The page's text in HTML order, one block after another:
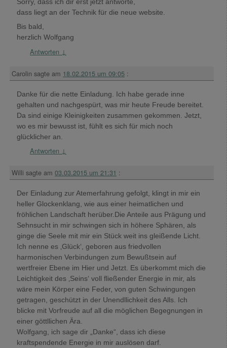
Sorry, dass ich dir erst jetzt antworte,
dass liegt an der Technik für die neue website.
Bis bald,
herzlich Wolfgang
Antworten ↓
Carolin sagte am 18.02.2015 um 09:05 :
Danke für die nette Einladung. Ich habe gerade inne
gehalten und nachgespürt, was mir heute Freude bereitet.
Da sind einige Kleinigkeiten zusammen gekommen. Jetzt,
wo es mir bewusst ist, fühlt es sich für mich noch
glücklicher an.
Antworten ↓
Willi sagte am 03.03.2015 um 21:31 :
Der Einladung zur Atemerfahrung gefolgt, klingt in mir ein
heller Glockenklang, wie aus einer heimatlichen und
fröhlichen Landschaft herüber.Die Anteile aus Prägung und
Sehnsucht in mir schwingen sich in höhere Sphären, als
ginge die Seele mit mir ein Stück weit ins gleißende Licht.
Ich nenne es ‚Glück‘, geboren aus friedvollen
harmonischen Verbindungen zum Bewußtsein auf
wertfreier Ebene im Hier und Jetzt. Es überkommt mich die
Leichtigkeit des ‚Seins‘ voll fließender Energie in mir, als
wäre mein Körper eine Feder, von guten Schwingungen
getragen, geschützt in der Unendllichkeit des Alls. Ich
blicke mit Vorfreude auf all die möglichen Begegnungen in
einer göttllichen Ära.
Wolfgang, ich sage dir „Danke“, dass ich diese
kraftspendende Energie in mir auslösen darf.